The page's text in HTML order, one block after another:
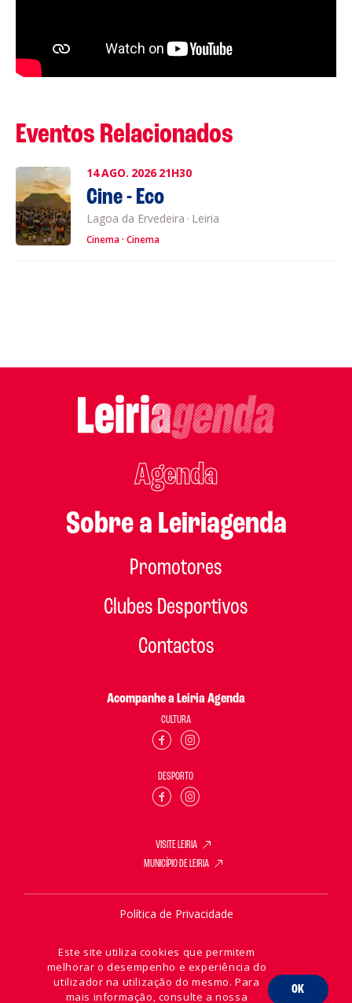
Eventos Relacionados
14AGO. 2026 21H30
Cine - Eco
Lagoa da Ervedeira · Leiria
Cinema Cinema
Agenda
Sobre a Leiriagenda
Promotores
Clubes Desportivos
Contactos
Acompanhe a Leiria Agenda
CULTURA
DESPORTO
VISITE LEIRIA
MUNICÍPIO DE LEIRIA
Política de Privacidade
2026 © Leiria Agenda
Este site utiliza cookies que permitem
melhorar o desempenho e experiência do
utilizador na utilização do mesmo. Para
mais informação, consulte a nossa
OK